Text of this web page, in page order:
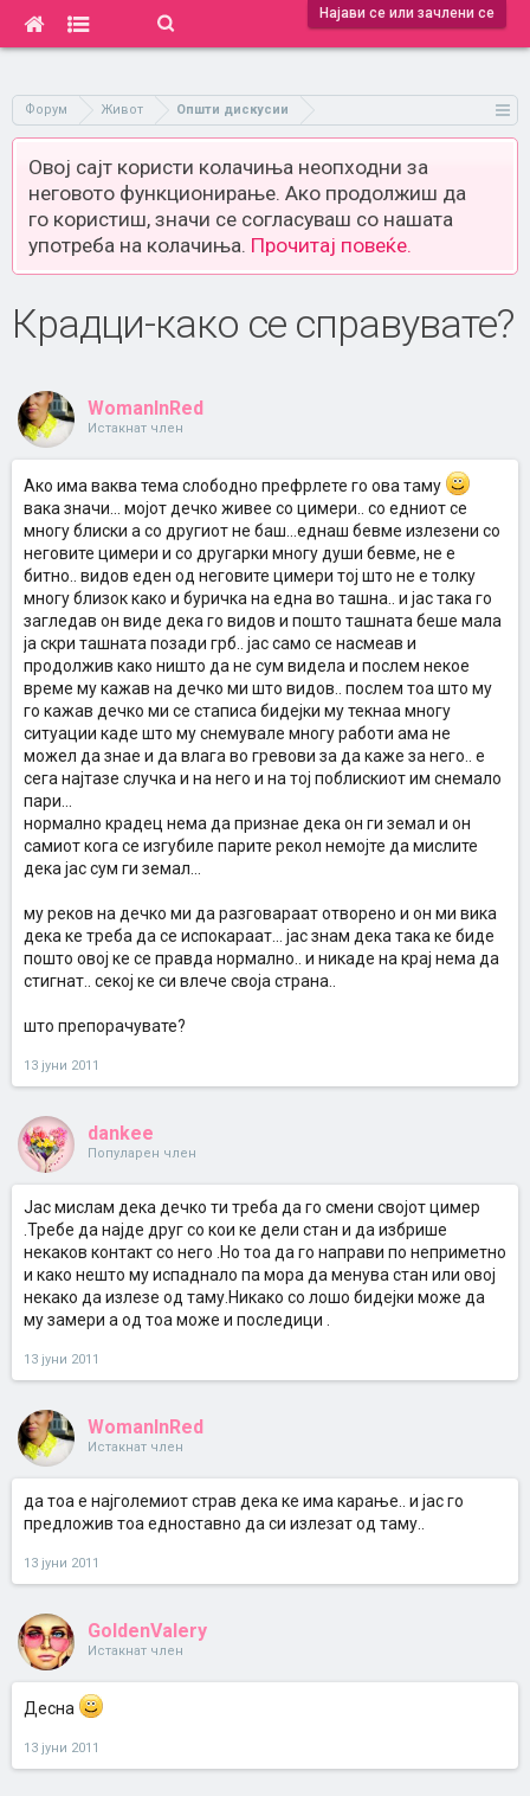
Најави се или зачлени се
Форум Живот Општи дискусии
Овој сајт користи колачиња неопходни за
неговото функционирање. Ако продолжиш да
го користиш, значи се согласуваш со нашата
употреба на колачиња. Прочитај повеќе.
Крадци-како се справувате?
WomanInRed
Истакнат член
Ако има ваква тема слободно префрлете го ова таму
вака значи... мојот дечко живее со цимери.. со едниот се
многу блиски а со другиот не баш...еднаш бевме излезени со
неговите цимери и со другарки многу души бевме, не е
битно.. видов еден од неговите цимери тој што не е толку
многу близок како и буричка на една во ташна.. и јас така го
загледав он виде дека го видов и пошто ташната беше мала
ја скри ташната позади грб.. јас само се насмеав и
продолжив како ништо да не сум видела и послем некое
време му кажав на дечко ми што видов.. послем тоа што му
го кажав дечко ми се стаписа бидејки му текнаа многу
ситуации каде што му снемувале многу работи ама не
можел да знае и да влага во гревови за да каже за него.. е
сега најтазе случка и на него и на тој поблискиот им снемало
пари...
нормално крадец нема да признае дека он ги земал и он
самиот кога се изгубиле парите рекол немојте да мислите
дека јас сум ги земал...
му реков на дечко ми да разговараат отворено и он ми вика
дека ке треба да се испокараат... јас знам дека така ке биде
пошто овој ке се правда нормално.. и никаде на крај нема да
стигнат.. секој ке си влече своја страна..
што препорачувате?
13 јуни 2011
dankee
Популарен член
Јас мислам дека дечко ти треба да го смени својот цимер
.Требе да најде друг со кои ке дели стан и да избрише
некаков контакт со него .Но тоа да го направи по неприметно
и како нешто му испаднало па мора да менува стан или овој
некако да излезе од таму.Никако со лошо бидејки може да
му замери а од тоа може и последици .
13 јуни 2011
WomanInRed
Истакнат член
да тоа е најголемиот страв дека ке има карање.. и јас го
предложив тоа едноставно да си излезат од таму..
13 јуни 2011
GoldenValery
Истакнат член
Десна
13 јуни 2011